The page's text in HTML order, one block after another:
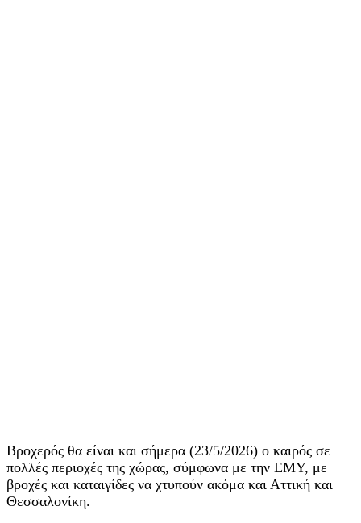
Βροχερός θα είναι και σήμερα (23/5/2026) ο καιρός σε
πολλές περιοχές της χώρας, σύμφωνα με την ΕΜΥ, με
βροχές και καταιγίδες να χτυπούν ακόμα και Αττική και
Θεσσαλονίκη.